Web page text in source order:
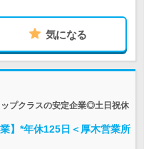
気になる
プクラスの安定企業◎土日祝休
】*年休125日＜厚木営業所